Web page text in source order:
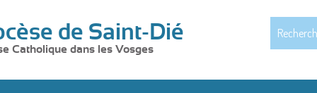
de Saint-Dié
Catholique dans les Vosges